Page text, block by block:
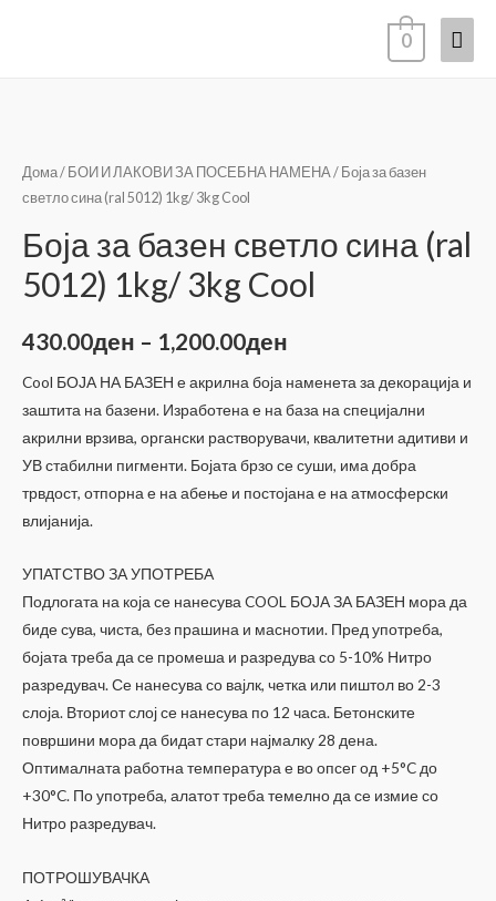
0
Дома/ БОИ И ЛАКОВИ ЗА ПОСЕБНА НАМЕНА / Боја за базен
светло сина (ral 5012) 1kg/ 3kg Cool
Боја за базен светло сина (ral
5012) 1kg/ 3kg Cool
430.00ден – 1,200.00ден
range:
430.00ден
through
1,200.00ден
Cool БОЈА НА БАЗЕН е акрилна боја наменета за декорација и
заштита на базени. Изработена е на база на специјални
акрилни врзива, органски растворувачи, квалитетни адитиви и
УВ стабилни пигменти. Бојата брзо се суши, има добра
трвдост, отпорна е на абење и постојана е на атмосферски
влијанија.
УПАТСТВО ЗА УПОТРЕБА
Подлогата на која се нанесува COOL БОЈА ЗА БАЗЕН мора да
биде сува, чиста, без прашина и маснотии. Пред употреба,
бојата треба да се промеша и разредува со 5-10% Нитро
разредувач. Се нанесува со вајлк, четка или пиштол во 2-3
слоја. Вториот слој се нанесува по 12 часа. Бетонските
површини мора да бидат стари најмалку 28 дена.
Оптималната работна температура е во опсег од +5°C до
+30°C. По употреба, алатот треба темелно да се измие со
Нитро разредувач.
ПОТРОШУВАЧКА